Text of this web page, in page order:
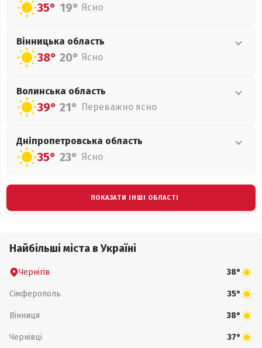
35° 19° Ясно
Вінницька область
38° 20° Ясно
Волинська область
39° 21° Переважно ясно
Дніпропетровська область
35° 23° Ясно
ПОКАЗАТИ ІНШІ ОБЛАСТІ
Найбільші міста в Україні
Чернігів 38°
Сімферополь 35°
Вінниця 38°
Чернівці 37°